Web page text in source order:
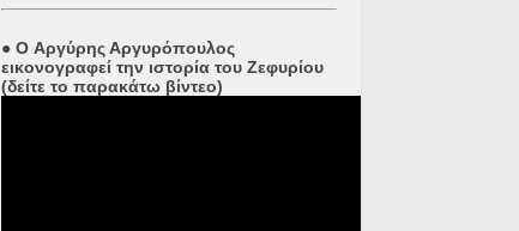
● O Αργύρης Αργυρόπουλος
εικονογραφεί την ιστορία του Ζεφυρίου
(δείτε το παρακάτω βίντεο)